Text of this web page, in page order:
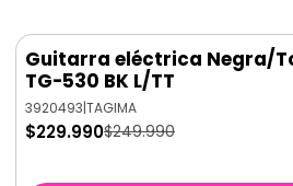
-8%OFF
Guitarra eléctrica Negra/
TG-530 BK L/TT
3920493|TAGIMA
$229.990$249.990